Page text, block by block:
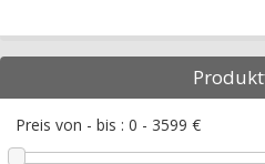
Preis von - bis : 0 - 3599 €